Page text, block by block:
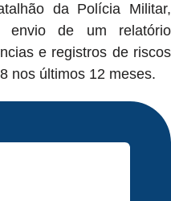
da Polícia Militar,
envio de um relatório
e registros de riscos
nos últimos 12 meses.